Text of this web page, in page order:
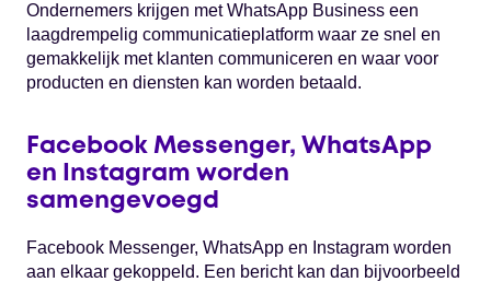
Ondernemers krijgen met WhatsApp Business een
laagdrempelig communicatieplatform waar ze snel en
gemakkelijk met klanten communiceren en waar voor
producten en diensten kan worden betaald.
Facebook Messenger, WhatsApp
en Instagram worden
samengevoegd
Facebook Messenger, WhatsApp en Instagram worden
aan elkaar gekoppeld. Een bericht kan dan bijvoorbeeld